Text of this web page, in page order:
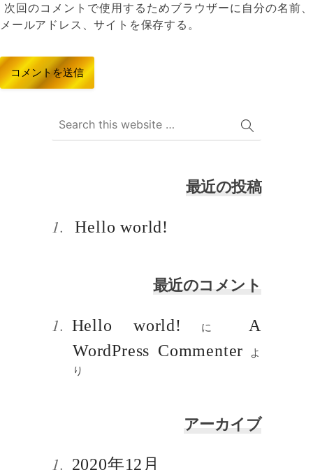
次回のコメントで使用するためブラウザーに自分の名前、
メールアドレス、サイトを保存する。
最近の投稿
Hello world!
最近のコメント
Hello world! にA
WordPress Commenter よ
り
アーカイブ
2020年12月